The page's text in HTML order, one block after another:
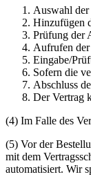
Auswahl der
Hinzufügen
Prüfung der
Aufrufen der
Eingabe/
Sofern die
Abschluss
Der Vertrag
(4) Im Falle des
(5) Vor der
mit dem
automatisiert. Wir